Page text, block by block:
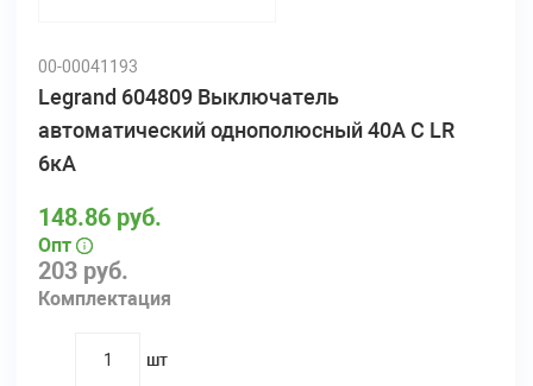
00-00041193
Legrand 604809 Выключатель
автоматический однополюсный 40А С LR
6кА
203 руб.
Комплектация
148.86 руб.
Опт
quantity
шт